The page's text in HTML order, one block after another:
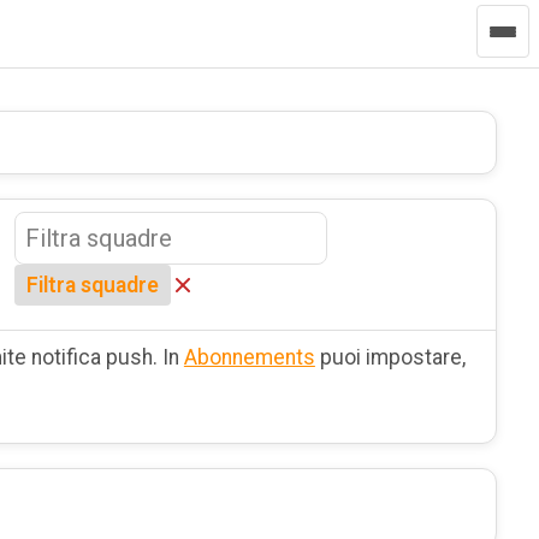
Filtra squadre
notifica push. In Abonnements puoi impostare,